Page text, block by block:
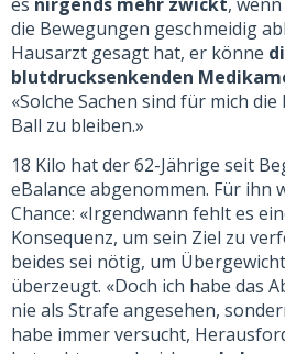
die Bewegungen geschmeidig
Hausarzt gesagt hat, er könne
blutdrucksenkenden
«Solche Sachen sind für mich
Ball zu bleiben.»
18 Kilo hat der 62-Jährige seit
eBalance abgenommen. Für ihn
Chance: «Irgendwann fehlt es
Konsequenz, um sein Ziel zu
beides sei nötig, um
überzeugt. «Doch ich habe das
nie als Strafe angesehen,
habe immer versucht,